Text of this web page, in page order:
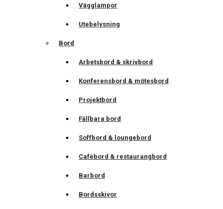
Vägglampor
Utebelysning
Bord
Arbetsbord & skrivbord
Konferensbord & mötesbord
Projektbord
Fällbara bord
Soffbord & loungebord
Cafébord & restaurangbord
Barbord
Bordsskivor